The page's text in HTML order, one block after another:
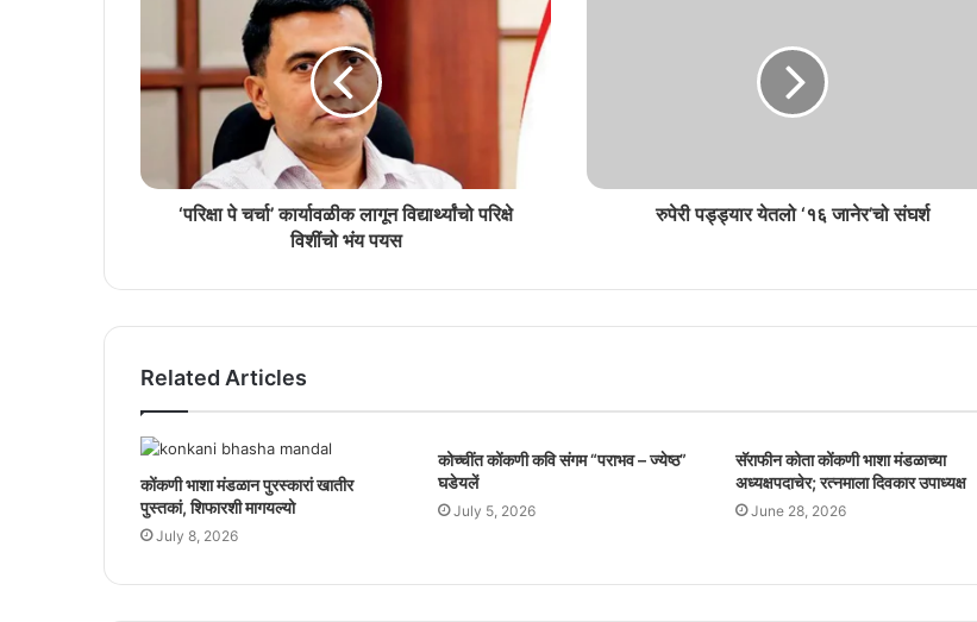
‘भुरग्यांक भास सांगून दिवचें, ती पिळगी पिळग्यां मेरेन
‘परिक्षा पे चर्चा’ कार्यावळीक लागून विद्यार्थ्यांचो परिक्षे
विशींचो भंय पयस
रुपेरी पड्ड्यार येतलो ‘१६ जानेर’चो संघर्श
Related Articles
कोंकणी भाशा मंडळान पुरस्कारां खातीर
पुस्तकां, शिफारशी मागयल्यो
July 8, 2026
कोच्चींत कोंकणी कवि संगम “पराभव – ज्येष्ठ”
घडेयलें
July 5, 2026
सॅराफीन कोता कोंकणी भाशा मंडळाच्या
अध्यक्षपदाचेर; रत्नमाला दिवकार उपाध्यक्ष
June 28, 2026